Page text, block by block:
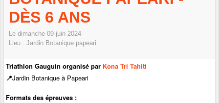
DÈS 6 ANS
Le dimanche 09 juin 2024
Lieu : Jardin Botanique papeari
Triathlon Gauguin organisé par Kona Tri Tahiti
📍Jardin Botanique à Papeari
Formats des épreuves :